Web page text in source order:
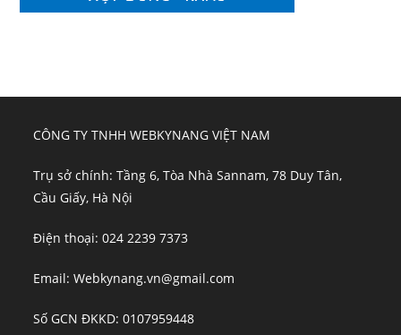
CÔNG TY TNHH WEBKYNANG VIỆT NAM
Trụ sở chính: Tầng 6, Tòa Nhà Sannam, 78 Duy Tân,
Cầu Giấy, Hà Nội
Điện thoại: 024 2239 7373
Email: Webkynang.vn@gmail.com
Số GCN ĐKKD: 0107959448